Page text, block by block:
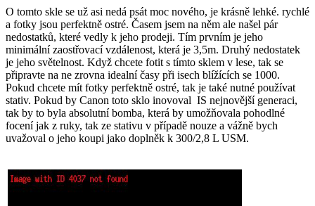
O tomto skle se už asi nedá psát moc nového, je krásně lehké. rychlé
a fotky jsou perfektně ostré. Časem jsem na něm ale našel pár
nedostatků, které vedly k jeho prodeji. Tím prvním je jeho
minimální zaostřovací vzdálenost, která je 3,5m. Druhý nedostatek
je jeho světelnost. Když chcete fotit s tímto sklem v lese, tak se
připravte na ne zrovna idealní časy při isech blížících se 1000.
Pokud chcete mít fotky perfektně ostré, tak je také nutné používat
stativ. Pokud by Canon toto sklo inovoval IS nejnovější generaci,
tak by to byla absolutní bomba, která by umožňovala pohodlné
focení jak z ruky, tak ze stativu v případě nouze a vážně bych
uvažoval o jeho koupi jako doplněk k 300/2,8 L USM.